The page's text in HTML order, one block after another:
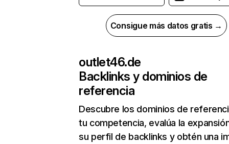
Consigue más datos gratis →
outlet46.de
Backlinks y dominios de
referencia
Descubre los dominios de
tu competencia, evalúa la
su perfil de backlinks y obtén una